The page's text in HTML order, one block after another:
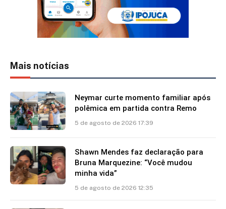
Mais notícias
Neymar curte momento familiar após
polêmica em partida contra Remo
5 de agosto de 2026 17:39
Shawn Mendes faz declaração para
Bruna Marquezine: “Você mudou
minha vida”
5 de agosto de 2026 12:35